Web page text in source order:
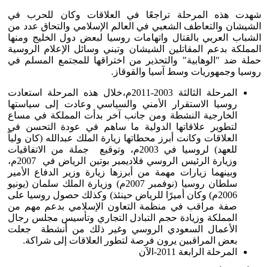
شهدت هذه المرحلة تراجعًا في العلاقات وكان للحرب في
الشيشان والتعاطف الشعبي في العالم الإسلامي والتحاق عدد من
الشباب العربي بالقتال واتهامات روسيا لبعض دول الخليج ومنها
المملكة بدعم المقاتلين الشيشان وتبني وسائل الإعلام الروسية
حملة ضد "الوهابية" والتحذير من اختراقها للمجتمع المسلم في
روسيا وجمهوريات وسط آسيا والقوقاز.
المرحلة الثالثة 2003-2011م،خلال هذه المرحلة استعادت
روسيا الاستقرار الأمني والسياسي وعادت إلى سياستها
الخارجية النشطة ومن جانب آخر بدأت المملكة في مساع
لتطوير علاقاتها الدولية ما ساهم في عودة التحسن في
العلاقات وكانت أبرز محطاتها زيارة الملك عبدالله (كان ولياً
للعهد) لروسيا في 2003م، وتوقيع جملة من الاتفاقيات
وزيارة الرئيس الروسي فلاديمير بوتين الرياض في 2007م،
وبينهما زيارات مهمة من أبرزها زيارة وزير الدفاع الأمير
سلطان روسيا (نوفمبر 2007م) وزيارة الملك سلمان (يونيو
2006م) وكان أميرًا للرياض حينئذ) وكذلك حصول روسيا على
صفة مراقب في منظمة التعاون الإسلامي بدعم مهم من
المملكة وزيادة حجم التبادل التجاري وتأسيس مجلس رجال
الأعمال السعودي الروسي وغير ذلك من أنشطة جعلت
بعض المراقبين يرون فرصة لتطور العلاقات إلى شراكة.
المرحلة الرابعة 2011-الآن